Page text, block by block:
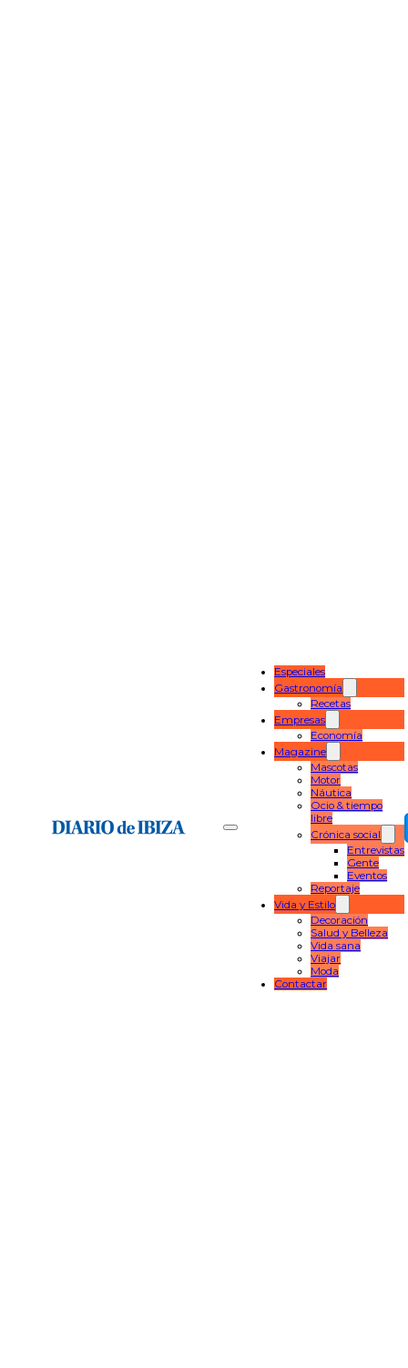
Especiales
Gastronomía
Recetas
Empresas
Economía
Magazine
Mascotas
Motor
Náutica
Ocio & tiempo
libre
Crónica social
Entrevistas
Gente
Eventos
Reportaje
Vida y Estilo
Decoración
Salud y Belleza
Vida sana
Viajar
Moda
Contactar